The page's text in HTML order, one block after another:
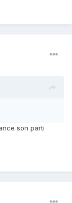
son parti